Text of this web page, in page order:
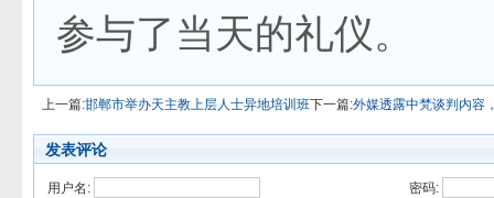
参与了当天的礼仪。
上一篇:邯郸市举办天主教上层人士异地培训班下一篇:外媒透露中梵谈判内容
发表评论
用户名:
密码: